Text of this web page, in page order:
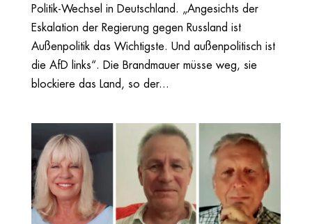
Politik-Wechsel in Deutschland. „Angesichts der
Eskalation der Regierung gegen Russland ist
Außenpolitik das Wichtigste. Und außenpolitisch ist
die AfD links“. Die Brandmauer müsse weg, sie
blockiere das Land, so der...